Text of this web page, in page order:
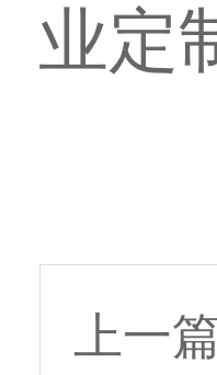
业定
上一